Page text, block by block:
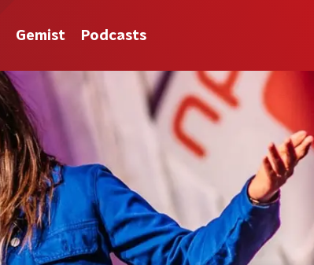
Gemist Podcasts